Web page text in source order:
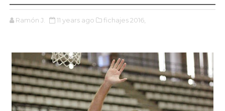
Ramón J. 11 years ago fichajes 2016,